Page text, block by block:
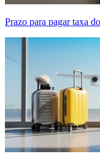
Prazo para pagar taxa